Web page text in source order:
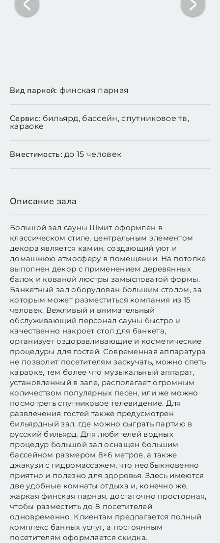
Вид парной: финская парная
Сервис: бильярд, бассейн, спутниковое тв,
караоке
Вместимость: до 15 человек
Описание зала
Большой зал сауны Шмит оформлен в
классическом стиле, центральным элементом
декора является камин, создающий уют и
домашнюю атмосферу в помещении. На потолке
выполнен декор с применением деревянных
балок и кованой люстры замысловатой формы.
Банкетный зал оборудован большим столом, за
которым может разместиться компания из 15
человек. Вежливый и внимательный
обслуживающий персонал сауны быстро и
качественно накроет стол для банкета,
организует оздоравливающие и косметические
процедуры для гостей. Современная аппаратура
не позволит посетителям заскучать, можно спеть
караоке, тем более что музыкальный аппарат,
установленный в зале, располагает огромным
количеством популярных песен, или же можно
посмотреть спутниковое телевидение. Для
развлечения гостей также предусмотрен
бильярдный зал, где можно сыграть партию в
русский бильярд. Для любителей водных
процедур большой зал оснащен большим
бассейном размером 8×6 метров, а также
джакузи с гидромассажем, что необыкновенно
приятно и полезно для здоровья. Здесь имеются
две удобные комнаты отдыха и, конечно же,
жаркая финская парная, достаточно просторная,
чтобы разместить до 8 посетителей
одновременно. Клиентам предлагается полный
комплекс банных услуг, а постоянным
посетителям оформляется скидка.